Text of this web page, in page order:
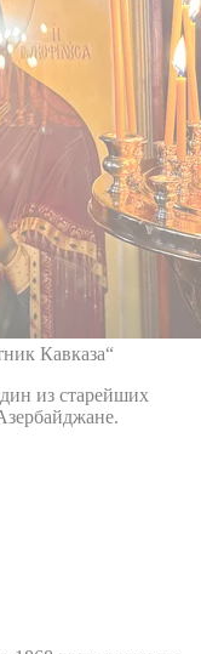
Кавказа“
из старейших